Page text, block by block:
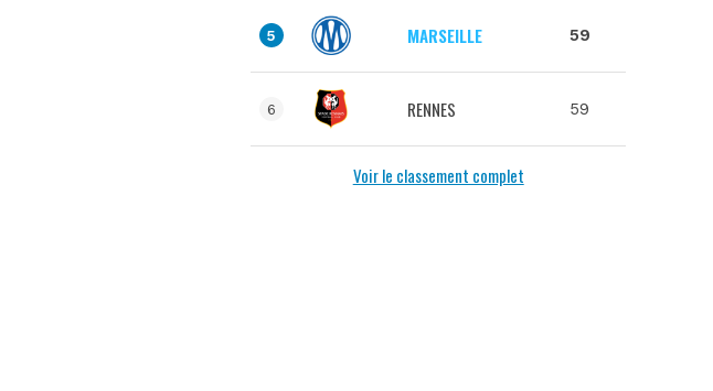
5 MARSEILLE 59
6 RENNES 59
Voir le classement complet